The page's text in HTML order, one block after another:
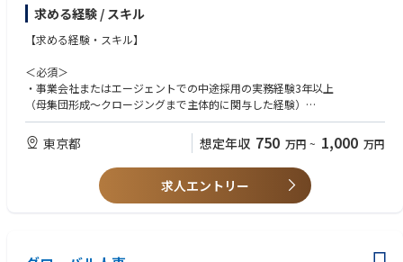
ドする本社機能への進化を進めています。グローバルで統合されたマネジ
い規模の変革に取り組んでいます。完成された仕組みを運営するのではな
す。
【グローバルでの変革を、日本から動かす】
グローバル本社機能として、日本・北米をはじめとする海外拠点と連携し
ながら、経営基盤の強化や事業成長を推進していきます。グローバル規模
の課題に向き合い、自ら仮説を立て、関係者を巻き込みながら変革を実現
していく経験は、他では得難い成長機会となるはずです。世界規模の事業
変革の最前線で挑戦したい方、そして変化を楽しみながら新たな価値を創
り出したい方を、私たちは歓迎します。
・様々なステークホルダーと連携しながら、フットワーク良く現場との協
で担っていただく採用責任者（候補）を募集します。長期だけで終わら
ず、自らの手で採用の型を作り、組織成長にコミットしていただくポジシ
ョンです。
◇仕事内容◇
採用戦略の立案から実行、採用チームのマネジメントまで、採用機能全体
をリードしていただきます。
■採用戦略・課題設定
事業計画・組織計画から逆算し、職種・フェーズごとの採用戦略を設計。
M&Aアドバイザーやエグゼクティブ層など難易度の高いポジションについ
て採用課題を定義し、母集団形成から見極め・動機づけまでの打ち手を組
求める経験 / スキル
【求める経験・スキル】
＜必須＞
・事業会社またはエージェントでの中途採用の実務経験3年以上
（母集団形成〜クロージングまで主体的に関与した経験）
上記に加え、以下のいずれかのご経験をお持ちの方
・難易度の高いポジション（管理職・専門職・経営幹部など）の採用に携
・採用戦略の設計、または採用チーム／採用プロジェクトのマネジメント
東京都 想定年収 750 万円 ~ 1,000 万円
求人エントリー